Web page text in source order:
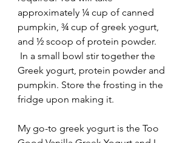
approximately ¼ cup of canned
pumpkin, ¾ cup of greek yogurt,
and ½ scoop of protein powder.
In a small bowl stir together the
Greek yogurt, protein powder and
pumpkin. Store the frosting in the
fridge upon making it.
My go-to greek yogurt is the Too